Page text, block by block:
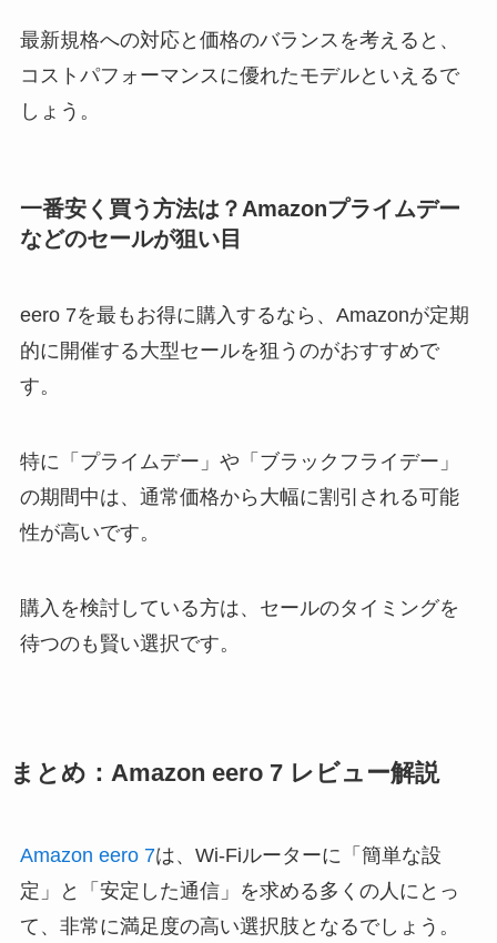
最新規格への対応と価格のバランスを考えると、
コストパフォーマンスに優れたモデルといえるで
しょう。
一番安く買う方法は？Amazonプライムデー
などのセールが狙い目
eero 7を最もお得に購入するなら、Amazonが定期
的に開催する大型セールを狙うのがおすすめで
す。
特に「プライムデー」や「ブラックフライデー」
の期間中は、通常価格から大幅に割引される可能
性が高いです。
購入を検討している方は、セールのタイミングを
待つのも賢い選択です。
まとめ：Amazon eero 7 レビュー解説
Amazon eero 7は、Wi-Fiルーターに「簡単な設
定」と「安定した通信」を求める多くの人にとっ
て、非常に満足度の高い選択肢となるでしょう。